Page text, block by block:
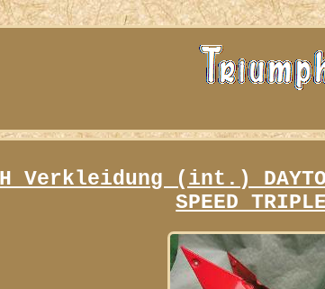
Verkleidung (int.)
SPEED